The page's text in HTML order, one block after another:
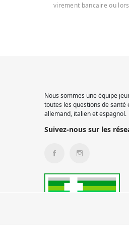
virement bancaire ou
Nous sommes une équipe
toutes les questions de
allemand, italien et espagnol.
Suivez-nous sur les